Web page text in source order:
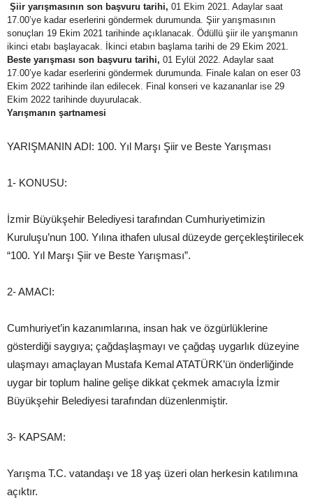
Şiir yarışmasının son başvuru tarihi, 01 Ekim 2021. Adaylar saat
17.00’ye kadar eserlerini göndermek durumunda. Şiir yarışmasının
sonuçları 19 Ekim 2021 tarihinde açıklanacak. Ödüllü şiir ile yarışmanın
ikinci etabı başlayacak. İkinci etabın başlama tarihi de 29 Ekim 2021.
Beste yarışması son başvuru tarihi, 01 Eylül 2022. Adaylar saat
17.00’ye kadar eserlerini göndermek durumunda. Finale kalan on eser 03
Ekim 2022 tarihinde ilan edilecek. Final konseri ve kazananlar ise 29
Ekim 2022 tarihinde duyurulacak.
Yarışmanın şartnamesi
YARIŞMANIN ADI: 100. Yıl Marşı Şiir ve Beste Yarışması
1- KONUSU:
İzmir Büyükşehir Belediyesi tarafından Cumhuriyetimizin
Kuruluşu’nun 100. Yılına ithafen ulusal düzeyde gerçekleştirilecek
“100. Yıl Marşı Şiir ve Beste Yarışması”.
2- AMACI:
Cumhuriyet’in kazanımlarına, insan hak ve özgürlüklerine
gösterdiği saygıya; çağdaşlaşmayı ve çağdaş uygarlık düzeyine
ulaşmayı amaçlayan Mustafa Kemal ATATÜRK’ün önderliğinde
uygar bir toplum haline gelişe dikkat çekmek amacıyla İzmir
Büyükşehir Belediyesi tarafından düzenlenmiştir.
3- KAPSAM:
Yarışma T.C. vatandaşı ve 18 yaş üzeri olan herkesin katılımına
açıktır.